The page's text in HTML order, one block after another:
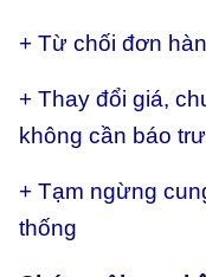
+ Từ chối đơn
+ Thay đổi giá,
không cần báo
+ Tạm ngừng
thống